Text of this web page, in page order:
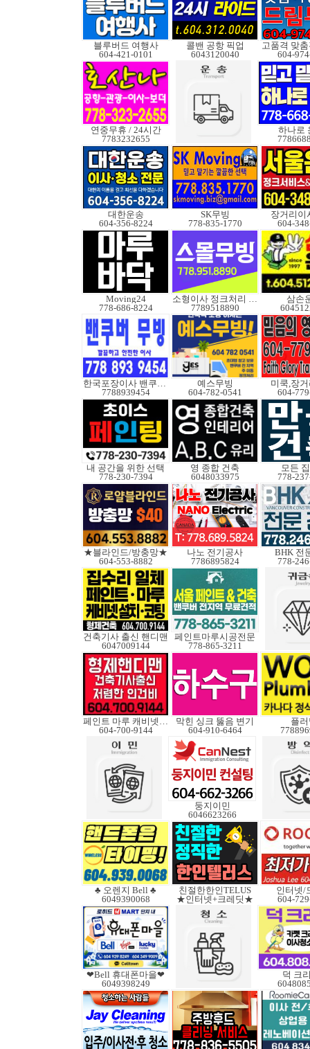
블루버드 여행사
604-421-0101
콜밴 공항 픽업
6043120040
604-
연중무휴 / 24시간
7783232655
하나로
대한운송
604-356-8224
SK무빙
778-835-1770
장거리이
604-
Moving24
778-686-8224
소형이사 정크처리 무빙
7789518890
삼손
한국포장이사 밴쿠버무빙
7788939454
예스무빙
604-782-0541
미쿡,장
604-
내 공간을 위한 선택
778-230-7394
영 종합 건축
6048033975
모든
778-
★블라인드/방충망★
604-553-8882
나노 전기공사
7786895824
BHK 전
778-
건축기사 출신 핸디맨
6047009144
페인트마루시공전문
778-865-3211
페인트 마루 캐비넷코팅
604-700-9144
막힌 싱크 뚫음 변기
604-910-6464
플
둥지이민
6046623266
♣ 오렌지 Bell ♣
6049390068
친절한한인TELUS
★인터넷+크레딧★
인터넷/
604-
❤Bell 휴대폰마을❤
6049398249
덕 크